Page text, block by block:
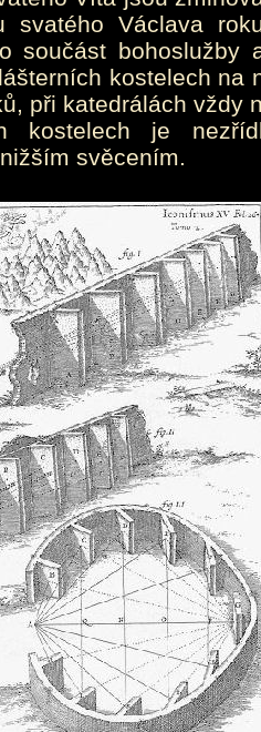
svatého Václava
součást bohoslužby
kostelech na
při katedrálách vždy
kostelech je
svěcením.